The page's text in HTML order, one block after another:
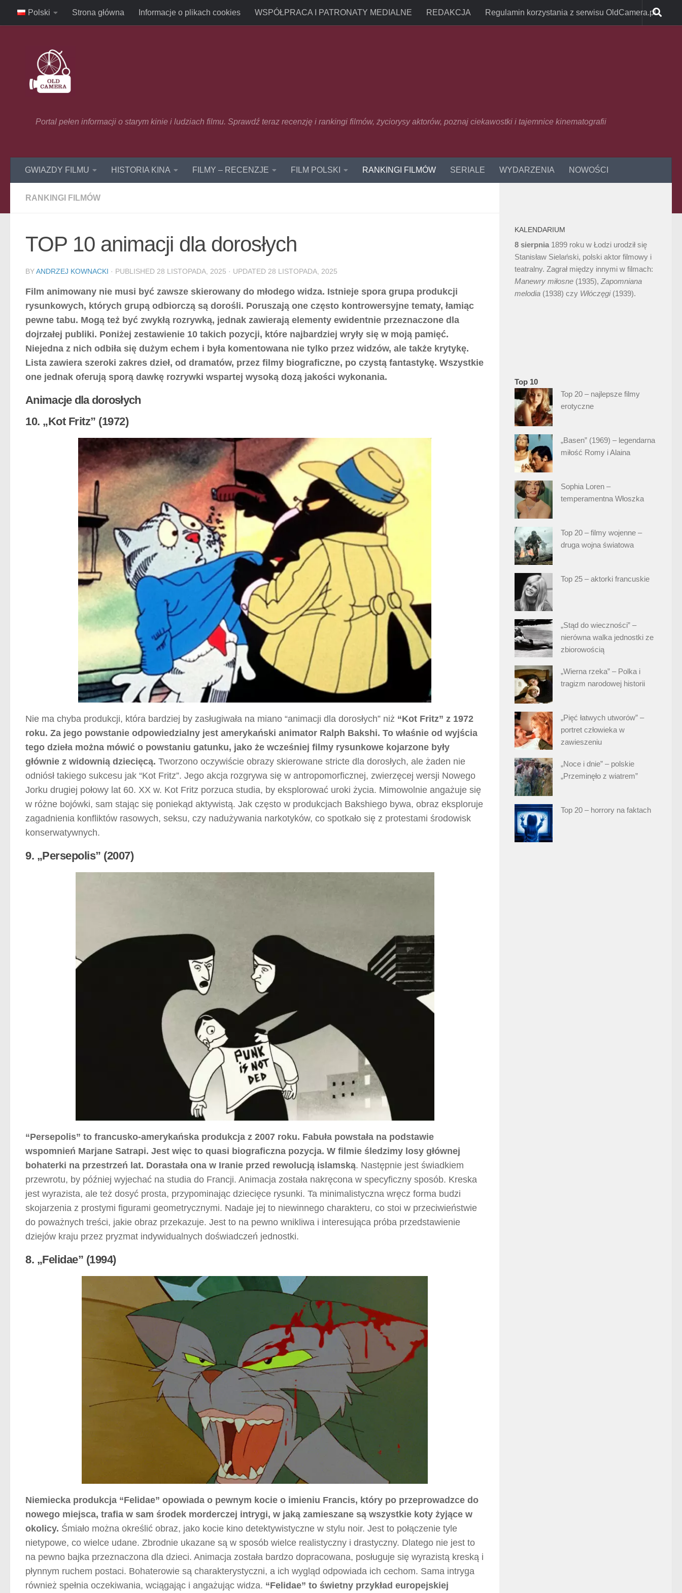
Skip to content
Polski Strona główna Informacje o plikach cookies WSPÓŁPRACA I PATRONATY MEDIALNE REDAKCJA Regulamin korzystania z serwisu OldCamera.pl
Portal pełen informacji o starym kinie i ludziach filmu. Sprawdź teraz recenzję i rankingi filmów, życiorysy aktorów, poznaj ciekawostki i tajemnice kinematografii
GWIAZDY FILMU HISTORIA KINA FILMY – RECENZJE FILM POLSKI RANKINGI FILMÓW SERIALE WYDARZENIA NOWOŚCI
RANKINGI FILMÓW
TOP 10 animacji dla dorosłych
BYANDRZEJ KOWNACKI · PUBLISHED 28 LISTOPADA, 2025 · UPDATED 28 LISTOPADA, 2025
Film animowany nie musi być zawsze skierowany do młodego widza. Istnieje spora grupa produkcji
rysunkowych, których grupą odbiorczą są dorośli. Poruszają one często kontrowersyjne tematy, łamiąc
pewne tabu. Mogą też być zwykłą rozrywką, jednak zawierają elementy ewidentnie przeznaczone dla
dojrzałej publiki. Poniżej zestawienie 10 takich pozycji, które najbardziej wryły się w moją pamięć.
Niejedna z nich odbiła się dużym echem i była komentowana nie tylko przez widzów, ale także krytykę.
Lista zawiera szeroki zakres dzieł, od dramatów, przez filmy biograficzne, po czystą fantastykę. Wszystkie
one jednak oferują sporą dawkę rozrywki wspartej wysoką dozą jakości wykonania.
Animacje dla dorosłych
10. „Kot Fritz” (1972)
Nie ma chyba produkcji, która bardziej by zasługiwała na miano “animacji dla dorosłych” niż “Kot Fritz” z 1972
roku. Za jego powstanie odpowiedzialny jest amerykański animator Ralph Bakshi. To właśnie od wyjścia
tego dzieła można mówić o powstaniu gatunku, jako że wcześniej filmy rysunkowe kojarzone były
głównie z widownią dziecięcą. Tworzono oczywiście obrazy skierowane stricte dla dorosłych, ale żaden nie
odniósł takiego sukcesu jak “Kot Fritz”. Jego akcja rozgrywa się w antropomorficznej, zwierzęcej wersji Nowego
Jorku drugiej połowy lat 60. XX w. Kot Fritz porzuca studia, by eksplorować uroki życia. Mimowolnie angażuje się
w różne bojówki, sam stając się poniekąd aktywistą. Jak często w produkcjach Bakshiego bywa, obraz eksploruje
zagadnienia konfliktów rasowych, seksu, czy nadużywania narkotyków, co spotkało się z protestami środowisk
konserwatywnych.
9. „Persepolis” (2007)
“Persepolis” to francusko-amerykańska produkcja z 2007 roku. Fabuła powstała na podstawie
wspomnień Marjane Satrapi. Jest więc to quasi biograficzna pozycja. W filmie śledzimy losy głównej
bohaterki na przestrzeń lat. Dorastała ona w Iranie przed rewolucją islamską. Następnie jest świadkiem
przewrotu, by później wyjechać na studia do Francji. Animacja została nakręcona w specyficzny sposób. Kreska
jest wyrazista, ale też dosyć prosta, przypominając dziecięce rysunki. Ta minimalistyczna wręcz forma budzi
skojarzenia z prostymi figurami geometrycznymi. Nadaje jej to niewinnego charakteru, co stoi w przeciwieństwie
do poważnych treści, jakie obraz przekazuje. Jest to na pewno wnikliwa i interesująca próba przedstawienie
dziejów kraju przez pryzmat indywidualnych doświadczeń jednostki.
8. „Felidae” (1994)
Niemiecka produkcja “Felidae” opowiada o pewnym kocie o imieniu Francis, który po przeprowadzce do
nowego miejsca, trafia w sam środek morderczej intrygi, w jaką zamieszane są wszystkie koty żyjące w
okolicy. Śmiało można określić obraz, jako kocie kino detektywistyczne w stylu noir. Jest to połączenie tyle
nietypowe, co wielce udane. Zbrodnie ukazane są w sposób wielce realistyczny i drastyczny. Dlatego nie jest to
na pewno bajka przeznaczona dla dzieci. Animacja została bardzo dopracowana, posługuje się wyrazistą kreską i
płynnym ruchem postaci. Bohaterowie są charakterystyczni, a ich wygląd odpowiada ich cechom. Sama intryga
również spełnia oczekiwania, wciągając i angażując widza. “Felidae” to świetny przykład europejskiej
KALENDARIUM
8 sierpnia 1899 roku w Łodzi urodził się
Stanisław Sielański, polski aktor filmowy i
teatralny. Zagrał między innymi w filmach:
Manewry miłosne (1935), Zapomniana
melodia (1938) czy Włóczęgi(1939).
Top 10
Top 20 – najlepsze filmy
erotyczne
„Basen” (1969) – legendarna
miłość Romy i Alaina
Sophia Loren –
temperamentna Włoszka
Top 20 – filmy wojenne –
druga wojna światowa
Top 25 – aktorki francuskie
„Stąd do wieczności” –
nierówna walka jednostki ze
zbiorowością
„Wierna rzeka” – Polka i
tragizm narodowej historii
„Pięć łatwych utworów” –
portret człowieka w
zawieszeniu
„Noce i dnie” – polskie
„Przeminęło z wiatrem”
Top 20 – horrory na faktach